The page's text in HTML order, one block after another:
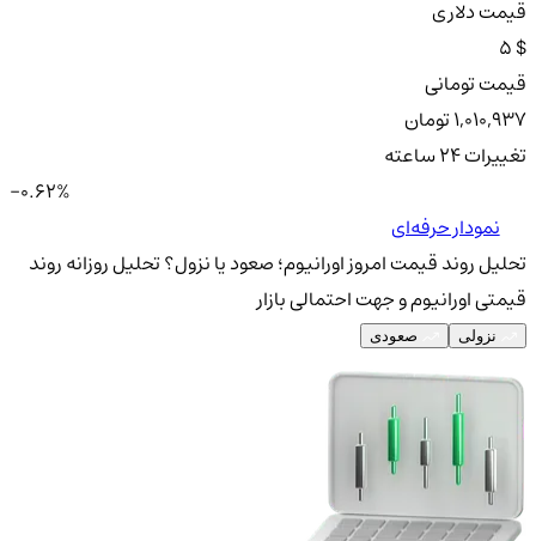
قیمت دلاری
5 $
قیمت تومانی
1,010,937 تومان
تغییرات ۲۴ ساعته
-0.62%
نمودار حرفه‌ای
تحلیل روند قیمت امروز اورانیوم؛ صعود یا نزول؟تحلیل روزانه روند
قیمتی اورانیوم و جهت احتمالی بازار
نزولی صعودی